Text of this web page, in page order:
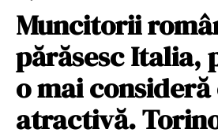
Muncitorii
părăsesc Italia,
o mai
atractivă.